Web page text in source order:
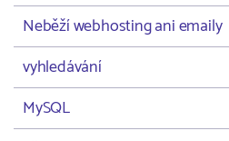
Neběží webhosting ani emaily
vyhledávání
MySQL